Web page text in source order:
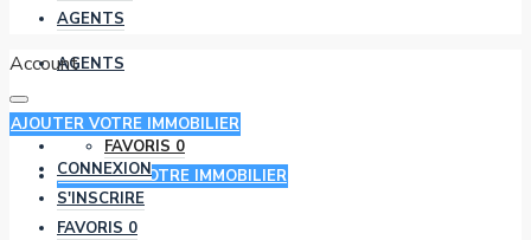
AGENTS
FAVORIS 0
AJOUTER VOTRE IMMOBILIER
AGENTS
Account
AJOUTER VOTRE IMMOBILIER
CONNEXION
S'INSCRIRE
FAVORIS 0